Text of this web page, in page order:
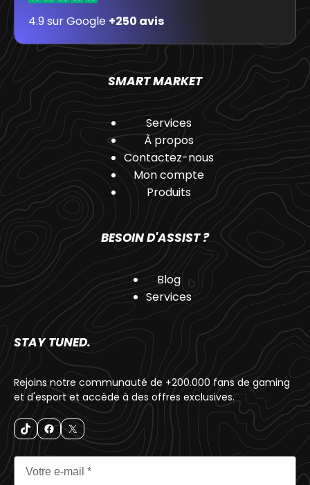
4.9 sur Google +250 avis
SMART MARKET
Services
À propos
Contactez-nous
Mon compte
Produits
BESOIN D'ASSIST ?
Blog
Services
STAY TUNED.
Rejoins notre communauté de +200.000 fans de gaming
et d'esport et accède à des offres exclusives.